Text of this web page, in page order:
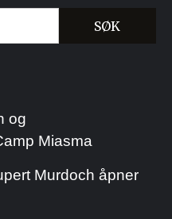
og
Miasma
Murdoch åpner